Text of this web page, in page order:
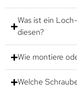
Was ist ein
diesen?
Wie montiere
Welche